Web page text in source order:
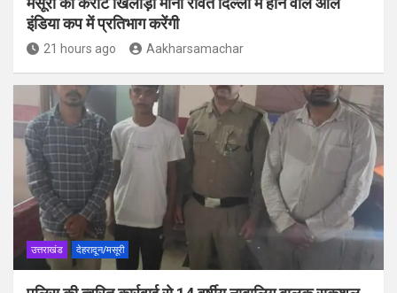
इंडिया कप में प्रतिभाग करेंगी
21 hours ago Aakharsamachar
उत्तराखंड देहरादून/मसूरी